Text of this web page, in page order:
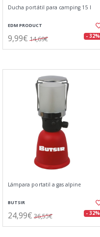
Ducha portátil para camping 15 l
EDM PRODUCT
9,99€ 14,69€ - 32%
Lámpara portatil a gas alpine
BUTSIR
24,99€ 36,55€ - 32%